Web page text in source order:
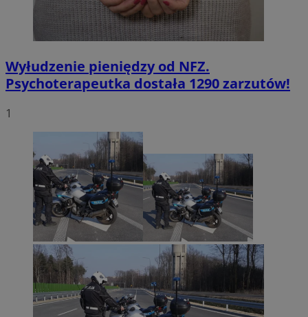
Wyłudzenie pieniędzy od NFZ.
Psychoterapeutka dostała 1290 zarzutów!
1